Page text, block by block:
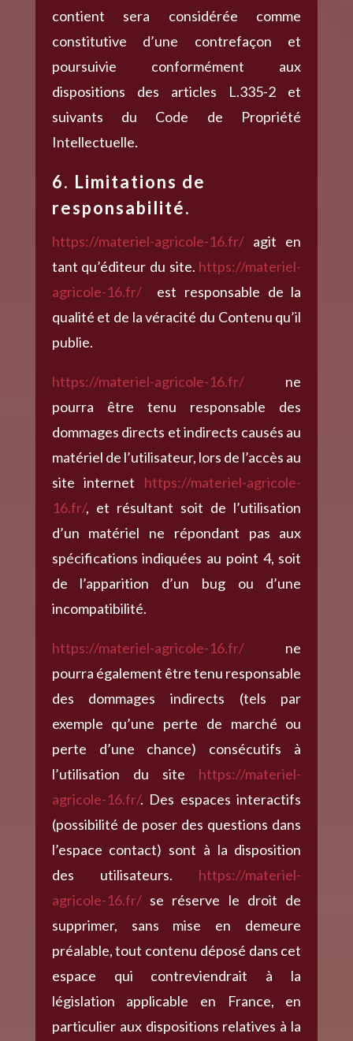
contient sera considérée comme
constitutive d’une contrefaçon et
poursuivie conformément aux
dispositions des articles L.335-2 et
suivants du Code de Propriété
Intellectuelle.
6. Limitations de
responsabilité.
https://materiel-agricole-16.fr/ agit en
tant qu’éditeur du site. https://materiel-
agricole-16.fr/
est responsable de la
qualité et de la véracité du Contenu qu’il
publie.
https://materiel-agricole-16.fr/
ne
pourra être tenu responsable des
dommages directs et indirects causés au
matériel de l’utilisateur, lors de l’accès au
site internet
https://materiel-agricole-
16.fr/, et résultant soit de l’utilisation
d’un matériel ne répondant pas aux
spécifications indiquées au point 4, soit
de l’apparition d’un bug ou d’une
incompatibilité.
https://materiel-agricole-16.fr/
ne
pourra également être tenu responsable
des dommages indirects (tels par
exemple qu’une perte de marché ou
perte d’une chance) consécutifs à
l’utilisation du site https://materiel-
agricole-16.fr/. Des espaces interactifs
(possibilité de poser des questions dans
l’espace contact) sont à la disposition
des utilisateurs.
https://materiel-
agricole-16.fr/ se réserve le droit de
supprimer, sans mise en demeure
préalable, tout contenu déposé dans cet
espace qui contreviendrait à la
législation applicable en France, en
particulier aux dispositions relatives à la